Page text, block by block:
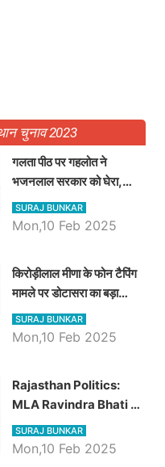
चुनाव 2023
गलता पीठ पर गहलोत ने
भजनलाल सरकार को घेरा,
Video में देखें अब तक बड़ी
खबरें
SURAJ BUNKAR
Mon,10 Feb 2025
किरोड़ीलाल मीणा के फोन टैपिंग
मामले पर डोटासरा का बड़ा
आरोप, वीडियो में देखें AZ बड़ी
खबरें
SURAJ BUNKAR
Mon,10 Feb 2025
Rajasthan Politics:
MLA Ravindra Bhati ने
प्रदेश की शिक्षा व्यवस्था पर
उठाए सवाल, Madan
SURAJ BUNKAR
Mon,10 Feb 2025